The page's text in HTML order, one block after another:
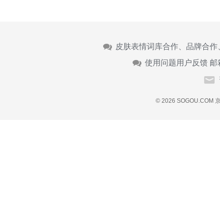
皮肤表情词库合作、品牌合
使用问题用户反馈 邮
© 2026 SOGOU.COM